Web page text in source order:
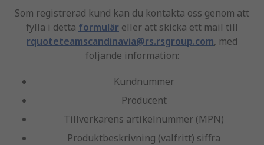
Som registrerad kund kan du kontakta oss genom att
fylla i detta formulär eller att skicka ett mail till
rquoteteamscandinavia@rs.rsgroup.com, med
följande information:
Kundnummer
Producent
Tillverkarens artikelnummer (MPN)
Produktbeskrivning (valfritt) siffra